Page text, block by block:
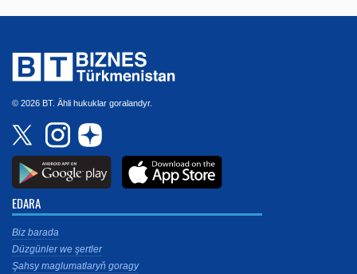
© 2026 BT. Ähli hukuklar goralandyr.
EDARA
Biz barada
Düzgünler we şertler
Şahsy maglumatlaryň goragy